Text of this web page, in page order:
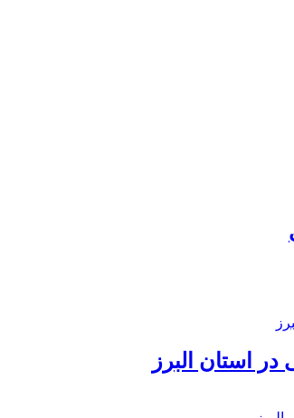
استان البرز